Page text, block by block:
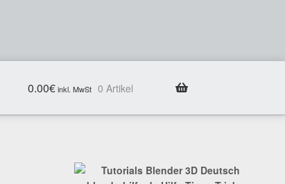
0.00€ 0 Artikel